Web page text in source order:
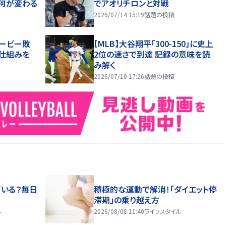
が変わる
でアオリチロンと対戦
2026/07/14 15:19話題の投稿
ビー敗
組みを
【MLB】大谷翔平「300-150」に史上
2位の速さで到達 記録の意味を読
み解く
2026/07/10 17:26話題の投稿
る？毎日
積極的な運動で解消！「ダイエット停
滞期」の乗り越え方
2026/08/08 11:40ライフスタイル